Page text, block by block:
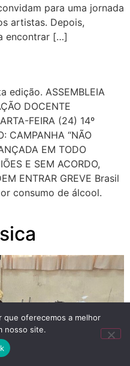
para uma jornada
artistas. Depois,
encontrar […]
edição. ASSEMBLEIA
DOCENTE
FEIRA (24) 14º
CAMPANHA “NÃO
EM TODO
E SEM ACORDO,
ENTRAR GREVE Brasil
consumo de álcool.
que oferecemos a melhor
nosso site.